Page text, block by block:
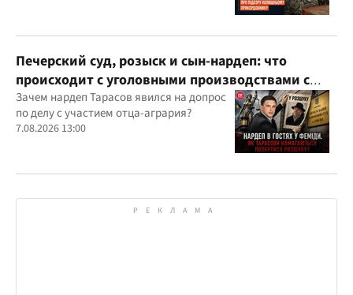
Печерский суд, розыск и сын-нардеп: что
происходит с уголовными производствами с
участием агробарона Тарасова?
Зачем нардеп Тарасов явился на допрос
по делу с участием отца-агрария?
7.08.2026 13:00